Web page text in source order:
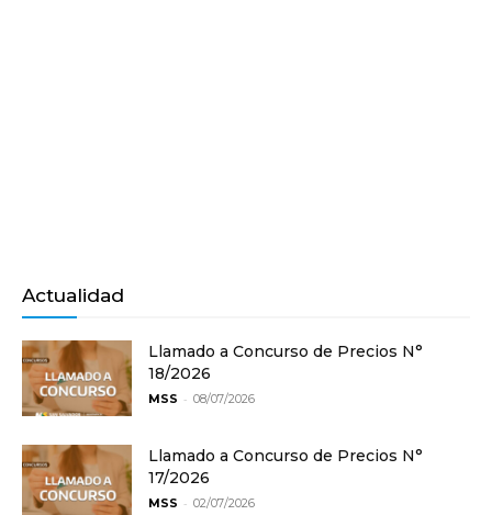
Actualidad
Llamado a Concurso de Precios N°
18/2026
MSS - 08/07/2026
Llamado a Concurso de Precios N°
17/2026
MSS - 02/07/2026